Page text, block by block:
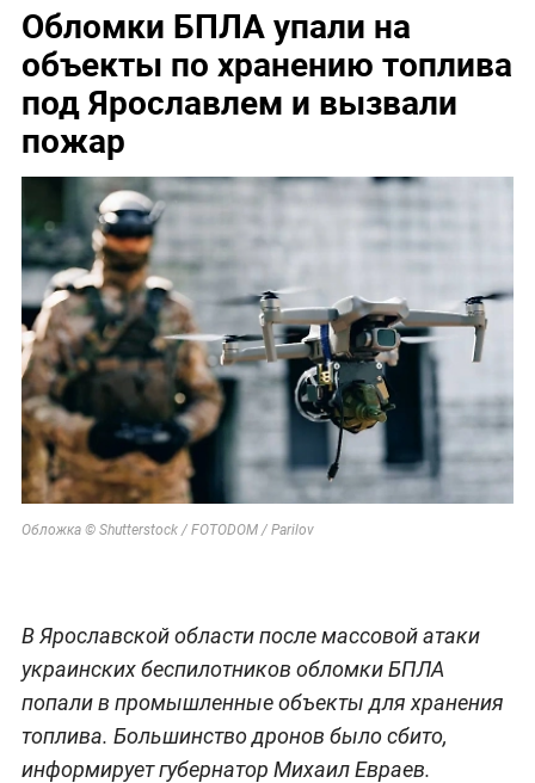
Обломки БПЛА упали на
объекты по хранению топлива
под Ярославлем и вызвали
пожар
Обложка © Shutterstock / FOTODOM / Parilov
В Ярославской области после массовой атаки
украинских беспилотников обломки БПЛА
попали в промышленные объекты для хранения
топлива. Большинство дронов было сбито,
информирует губернатор Михаил Евраев.